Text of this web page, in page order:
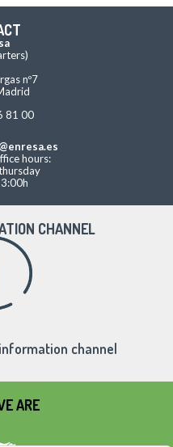
nº7
81 00
hours:
CHANNEL
channel
ARE